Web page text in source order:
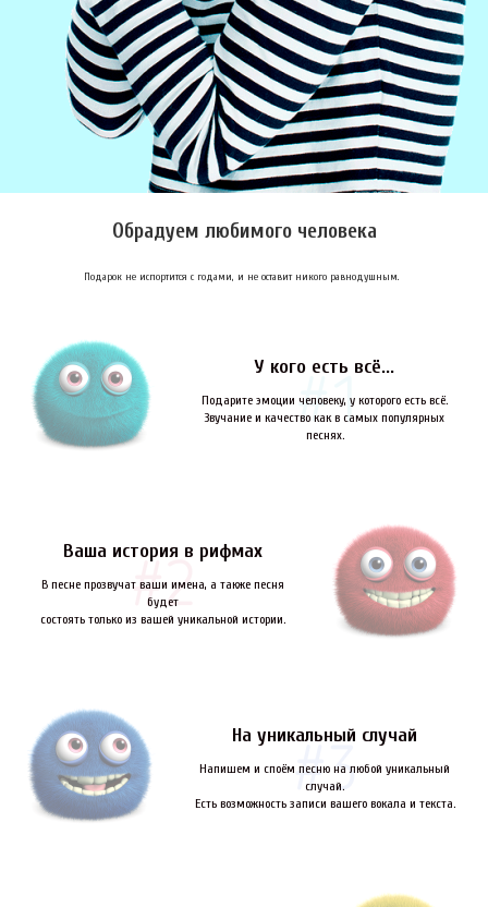
Обрадуем любимого человека
Подарок не испортится с годами, и не оставит никого равнодушным.
У кого есть всё...
Подарите эмоции человеку, у которого есть всё.
Звучание и качество как в самых популярных
песнях.
Ваша история в рифмах
В песне прозвучат ваши имена, а также песня
будет
состоять только из вашей уникальной истории.
На уникальный случай
Напишем и споём песню на любой уникальный
случай.
Есть возможность записи вашего вокала и текста.